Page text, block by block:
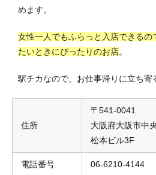
めます。
女性一人でもふらっと入店できるの
たいときにぴったりのお店。
駅チカなので、お仕事帰りに立ち寄
住所
〒541-0041
大阪府大阪市中
松本ビル3F
電話番号 06-6210-4144